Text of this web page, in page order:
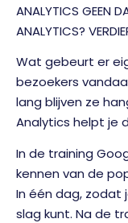
ANALYTICS GEEN
ANALYTICS?
Wat gebeurt er
bezoekers
lang blijven ze
Analytics helpt je
In de training
kennen van de
In één dag, zodat
slag kunt. Na de